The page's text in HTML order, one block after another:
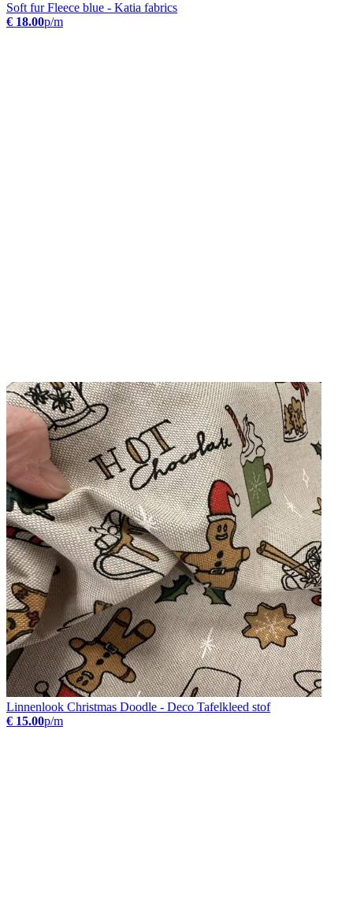
Soft fur Fleece blue - Katia fabrics
€ 18.00p/m
Linnenlook Christmas Doodle - Deco Tafelkleed stof
€ 15.00p/m